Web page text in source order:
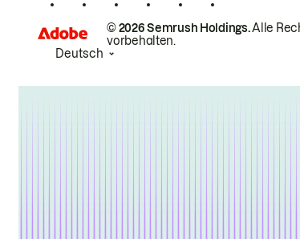
© 2026 Semrush Holdings.Alle
vorbehalten.
Deutsch